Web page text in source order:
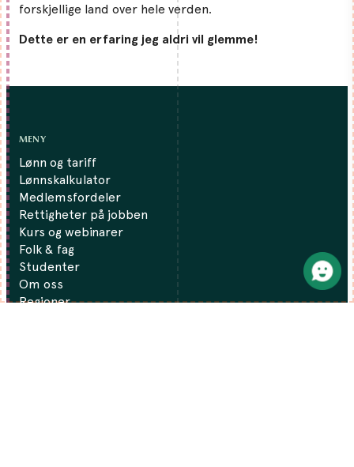
forskjellige land over hele verden.
Dette er en erfaring jeg aldri vil glemme!
MENY
Lønn og tariff
Lønnskalkulator
Medlemsfordeler
Rettigheter på jobben
Kurs og webinarer
Folk & fag
Studenter
Om oss
Regioner